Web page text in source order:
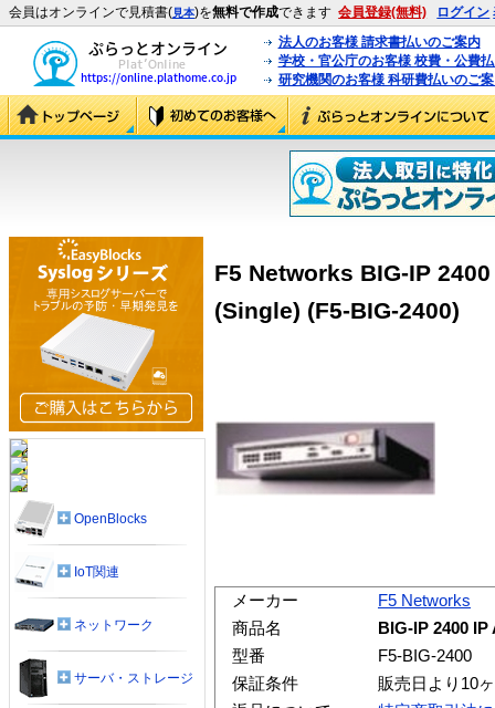
会員はオンラインで見積書(見本)を無料で作成できます 会員登録(無料) ログイン
法人のお客様 請求書払いのご案内
学校・官公庁のお客様 校費・公費
研究機関のお客様 科研費払いのご
F5 Networks BIG-IP
(Single) (F5-BIG-2400)
メーカー
F5 Networks
商品名
BIG-IP 2400
型番
F5-BIG-2400
保証条件
販売日より10
OpenBlocks
IoT関連
ネットワーク
サーバ・ストレージ